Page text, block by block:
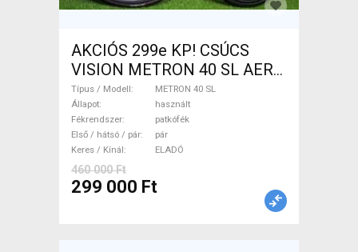
AKCIÓS 299e KP! CSÚCS
VISION METRON 40 SL AERO
CARBON 1.330g/pár METRON
40 SL Országúti / Gravel /
Triatlon Alkatrész, Országúti
Kerék / Felni / Gumi használt
ELADÓ
Típus / Modell
METRON 40 SL
Állapot
használt
Fékrendszer
patkófék
Első / hátsó / pár
pár
Keres / Kínál
ELADÓ
460 000 Ft
299 000 Ft